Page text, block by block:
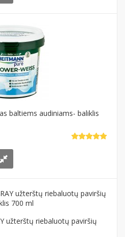
baltiems audiniams- baliklis
užterštų riebaluotų paviršių